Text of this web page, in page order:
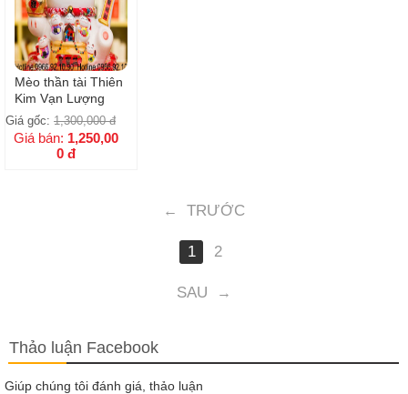
Mèo thần tài Thiên
Kim Vạn Lượng
cao 28cm mã
NK1098
Giá gốc: 1,300,000 đ
Giá bán: 1,250,00
0 đ
← TRƯỚC
1 2
SAU →
Thảo luận Facebook
Giúp chúng tôi đánh giá, thảo luận